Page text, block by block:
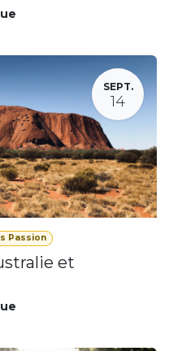
SEPT.
14
Passion
et